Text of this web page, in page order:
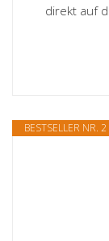
direkt auf
BESTSELLER NR. 2